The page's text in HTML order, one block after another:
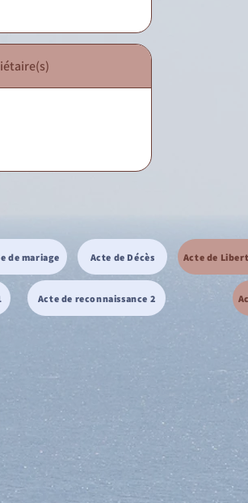
de mariage Acte de Décès
Acte de reconnaissance 2
Acte de